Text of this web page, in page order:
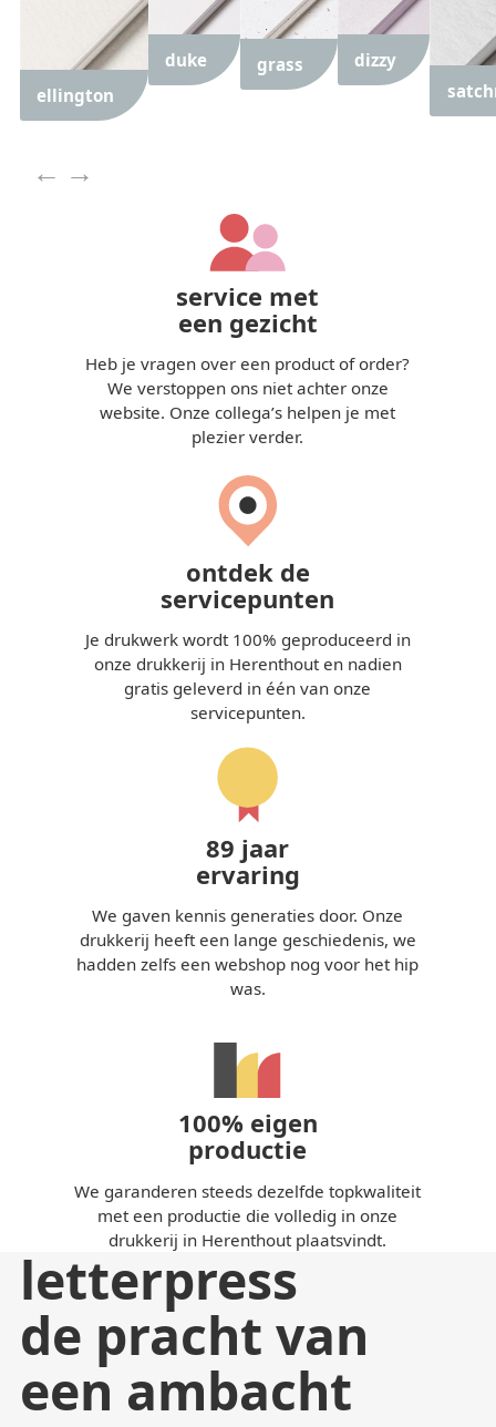
ellington
duke grass
dizzy
← →
service met
een gezicht
Heb je vragen over een product of order?
We verstoppen ons niet achter onze
website. Onze collega’s helpen je met
plezier verder.
ontdek de
servicepunten
Je drukwerk wordt 100% geproduceerd in
onze drukkerij in Herenthout en nadien
gratis geleverd in één van onze
servicepunten.
89 jaar
ervaring
We gaven kennis generaties door. Onze
drukkerij heeft een lange geschiedenis, we
hadden zelfs een webshop nog voor het hip
was.
100% eigen
productie
We garanderen steeds dezelfde topkwaliteit
met een productie die volledig in onze
drukkerij in Herenthout plaatsvindt.
letterpress
de pracht van
een ambacht